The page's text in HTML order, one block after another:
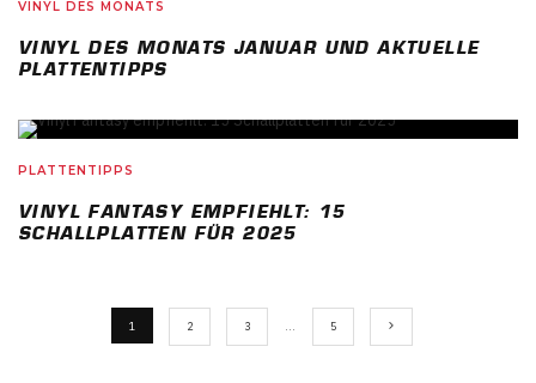
VINYL DES MONATS
VINYL DES MONATS JANUAR UND AKTUELLE
PLATTENTIPPS
PLATTENTIPPS
VINYL FANTASY EMPFIEHLT: 15
SCHALLPLATTEN FÜR 2025
1 2 3 … 5